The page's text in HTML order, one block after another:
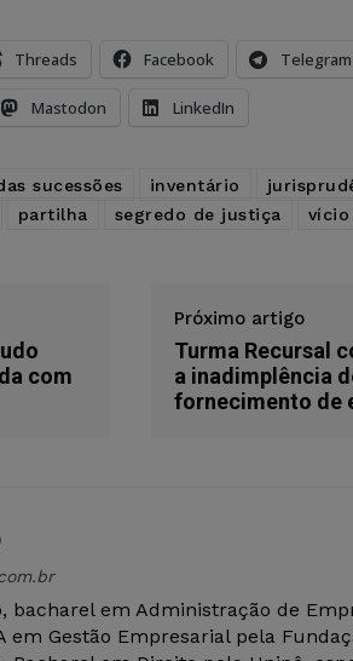
Threads Facebook Telegram
Mastodon LinkedIn
sucessões inventário
partilha segredo de justiça vício
com
Próximo artigo
Turma Recursal
a inadimplência
fornecimento de
bacharel em Administração de
em Gestão Empresarial pela